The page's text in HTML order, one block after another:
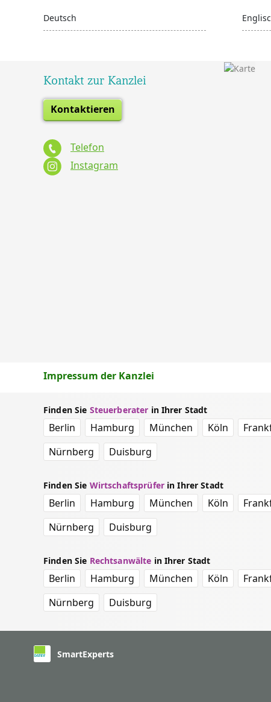
Deutsch
Kontakt zur Kanzlei
Kontaktieren
Telefon
Instagram
Impressum der Kanzlei
Finden Sie Steuerberater in Ihrer Stadt
Berlin Hamburg München Köln
Nürnberg
Duisburg
Finden Sie Wirtschaftsprüferin Ihrer Stadt
Berlin Hamburg München Köln
Nürnberg
Duisburg
Finden Sie Rechtsanwälte in Ihrer Stadt
Berlin Hamburg München Köln
Nürnberg
Duisburg
SmartExperts